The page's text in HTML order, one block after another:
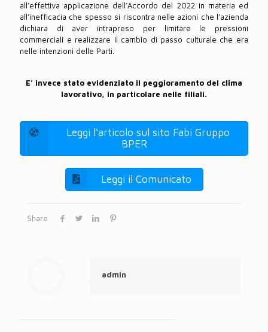
all’effettiva applicazione dell’Accordo del 2022 in materia ed
all’inefficacia che spesso si riscontra nelle azioni che l’azienda
dichiara di aver intrapreso per limitare le pressioni
commerciali e realizzare il cambio di passo culturale che era
nelle intenzioni delle Parti.
E’ invece stato evidenziato il peggioramento del clima
lavorativo, in particolare nelle filiali.
Leggi l'articolo sul sito Fabi Gruppo
BPER
Leggi il Comunicato
Share
admin